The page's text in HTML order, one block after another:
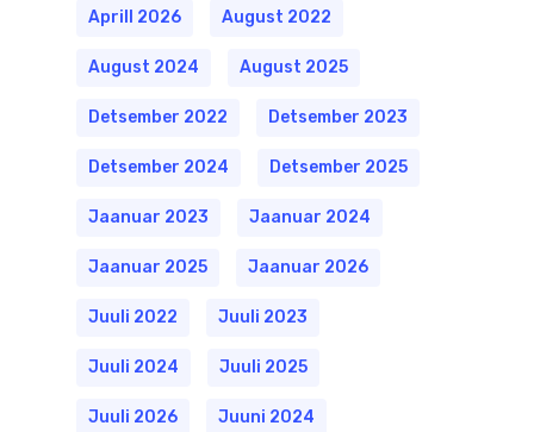
Aprill 2026 August 2022
August 2024 August 2025
Detsember 2022 Detsember 2023
Detsember 2024 Detsember 2025
Jaanuar 2023 Jaanuar 2024
Jaanuar 2025 Jaanuar 2026
Juuli 2022 Juuli 2023
Juuli 2024 Juuli 2025
Juuli 2026 Juuni 2024